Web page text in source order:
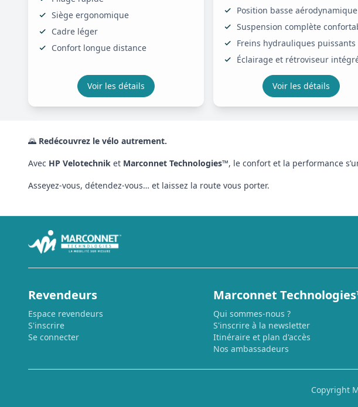
Siège ergonomique
Cadre léger
Confort longue distance
Voir les détails
Position basse aérodynamique
Suspension complète
Freins hydrauliques puissants
Éclairage et rétroviseur
Voir les détails
🌄 Redécouvrez le vélo autrement.
Avec HP Velotechnik et Marconnet Technologies™, le confort et la performance
Asseyez-vous, détendez-vous… et laissez la route vous porter.
Revendeurs
Espace revendeurs
S'inscrire
Se connecter
Marconnet
Qui sommes-nous ?
S'inscrire à la newsletter
Itinéraire et plan d'accès
Nos ambassadeurs
Copyright